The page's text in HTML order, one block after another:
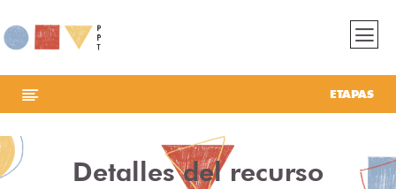
ETAPAS
Detalles del recurso